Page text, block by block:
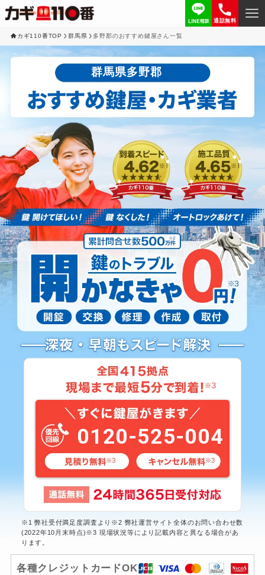
通話無料
カギ110番TOP 群馬県 多野郡のおすすめ鍵屋さん一覧
群馬県多野郡
0120-525-004
※1 弊社受付満足度調査より※2 弊社運営サイト全体のお問い合わせ数
(2022年10月末時点)※3 現場状況等により記載内容と異なる場合があ
ります。
各種クレジットカードOK